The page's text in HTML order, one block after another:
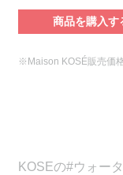
商品を購入す
※Maison KOSÉ販売価
KOSEの#ウォー